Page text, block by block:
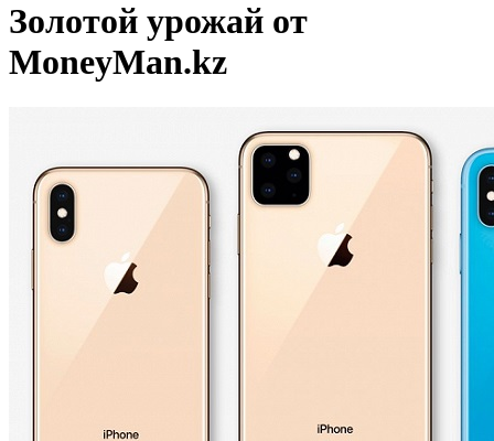
Золотой урожай от
MoneyMan.kz